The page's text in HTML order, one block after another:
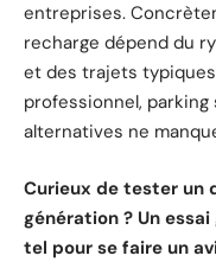
entreprises.
recharge dépend du
et des trajets
professionnel,
alternatives ne
Curieux de tester un
génération ? Un
tel pour se faire un